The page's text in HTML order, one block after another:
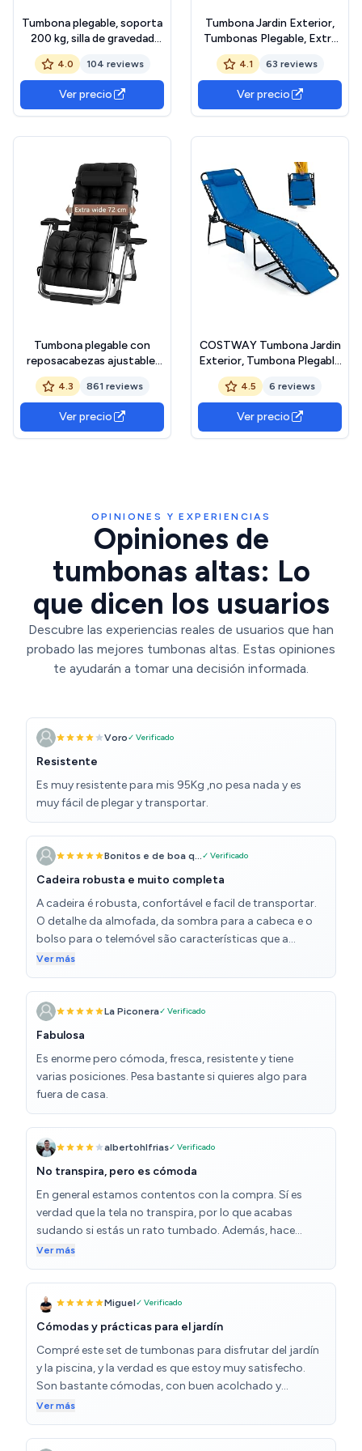
Tumbona plegable, soporta
200 kg, silla de gravedad
cero con cojín, soporte
para bebidas, extra ancha,
ajustable, para patio, jardín,
playa, piscina
4.0 104 reviews
Ver precio
Tumbona Jardin Exterior,
Tumbonas Plegable, Extra
Ancho Silla Gravedad Cero
Reclinable - Respaldo
Ajustable, Silla con Cojín y
Reposacabezas, para Playa,
Piscina, Terraza, Marrón
4.1 63 reviews
Ver precio
Tumbona plegable con
reposacabezas ajustable,
ligera, plegable, soporta
hasta 200 kg, para jardín,
balcón, playa, terraza, color
negro
4.3 861 reviews
Ver precio
COSTWAY Tumbona Jardin
Exterior, Tumbona Plegable
con Respaldo Reclinable de
4 Posiciones, Bolsillo
Lateral y Reposacabezas
Desmontable, Tumbona
Teclinable Playa Piscina,
4.5 6 reviews
Ver precio
OPINIONES Y EXPERIENCIAS
Opiniones de
tumbonas altas: Lo
que dicen los usuarios
Descubre las experiencias reales de usuarios que han
probado las mejores tumbonas altas. Estas opiniones
te ayudarán a tomar una decisión informada.
Voro✓ Verificado
Resistente
Es muy resistente para mis 95Kg ,no pesa nada y es
muy fácil de plegar y transportar.
Bonitos e de boa q... ✓ Verificado
Cadeira robusta e muito completa
A cadeira é robusta, confortável e facil de transportar.
O detalhe da almofada, da sombra para a cabeca e o
bolso para o telemóvel são características que a
diferenciam das outras
Ver más
La Piconera✓ Verificado
Fabulosa
Es enorme pero cómoda, fresca, resistente y tiene
varias posiciones. Pesa bastante si quieres algo para
fuera de casa.
albertohlfrias✓ Verificado
No transpira, pero es cómoda
En general estamos contentos con la compra. Sí es
verdad que la tela no transpira, por lo que acabas
sudando si estás un rato tumbado. Además, hace
bastante ruido cada vez que te mueves. Pero bueno, es
una tumbona cómoda y se guarda bastante fácil
plegándola. De tanto estar al sol se ha desteñido un
poco, pero sigue estando perfecta.
Ver más
Miguel✓ Verificado
Cómodas y prácticas para el jardín
Compré este set de tumbonas para disfrutar del jardín
y la piscina, y la verdad es que estoy muy satisfecho.
Son bastante cómodas, con buen acolchado y
reposacabezas ajustable que permite varias
posiciones, ideal para descansar o leer al aire libre. Me
gusta que sean plegables, facilitan mucho guardarlas o
Ver más